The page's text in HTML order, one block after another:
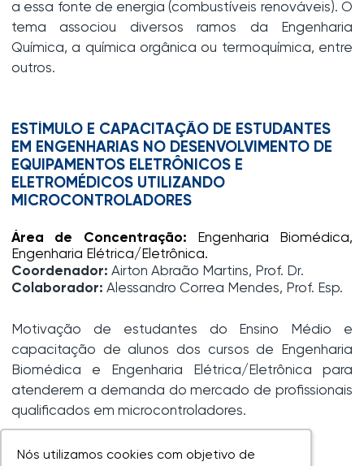
Nós utilizamos cookies com objetivo de
Nós utilizamos cookies com objetivo de
a essa fonte de energia (combustíveis renováveis). O
tema associou diversos ramos da Engenharia
Química, a química orgânica ou termoquímica, entre
outros.
ESTÍMULO E CAPACITAÇÃO DE ESTUDANTES
EM ENGENHARIAS NO DESENVOLVIMENTO DE
EQUIPAMENTOS ELETRÔNICOS E
ELETROMÉDICOS UTILIZANDO
MICROCONTROLADORES
Área de Concentração: Engenharia Biomédica,
Engenharia Elétrica/Eletrônica.
Coordenador: Airton Abraão Martins, Prof. Dr.
Colaborador: Alessandro Correa Mendes, Prof. Esp.
Motivação de estudantes do Ensino Médio e
capacitação de alunos dos cursos de Engenharia
Biomédica e Engenharia Elétrica/Eletrônica para
atenderem a demanda do mercado de profissionais
qualificados em microcontroladores.